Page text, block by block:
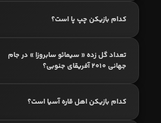
کدام بازیکن چپ پا است؟
تعداد گل زده « سیمائو سابروزا » در جام
جهانی 2010 آفریقای جنوبی؟
کدام بازیکن اهل قاره آسیا است؟